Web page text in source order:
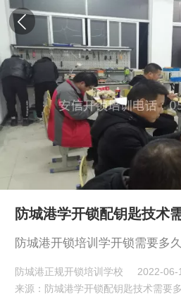
防城港学开锁配钥匙技术
防城港开锁培训学开锁需要多
防城港正规开锁培训学校
2022-06-
来源：防城港学开锁配钥匙技术需要